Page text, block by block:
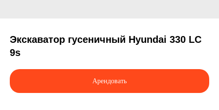
Экскаватор гусеничный Hyundai 330 LC
9s
Арендовать